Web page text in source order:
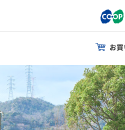
お